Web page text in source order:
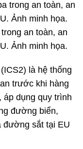
an toàn, an
Ảnh minh họa.
là hệ thống
trước khi hàng
áp dụng quy trình
đường biển,
sắt tại EU